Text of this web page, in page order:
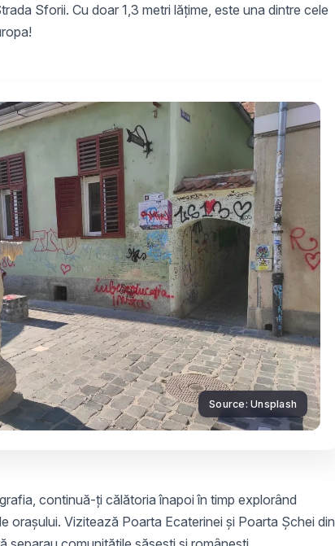
Sforii. Cu doar 1,3 metri lățime, este una dintre cele
Source: Unsplash
continuă-ți călătoria înapoi în timp explorând
orașului. Vizitează Poarta Ecaterinei și Poarta Șchei din